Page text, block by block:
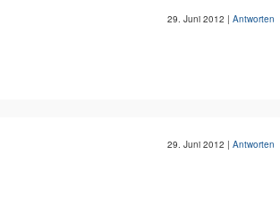
29. Juni 2012 | Antworten
29. Juni 2012 | Antworten